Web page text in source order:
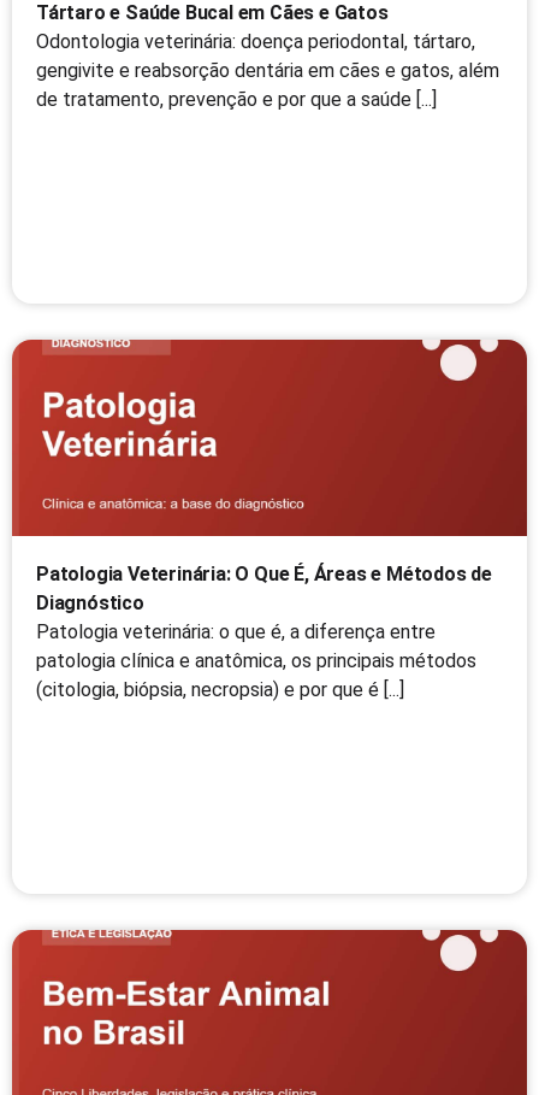
Tártaro e Saúde Bucal em Cães e Gatos
Odontologia veterinária: doença periodontal, tártaro,
gengivite e reabsorção dentária em cães e gatos, além
de tratamento, prevenção e por que a saúde [...]
Patologia Veterinária: O Que É, Áreas e Métodos de
Diagnóstico
Patologia veterinária: o que é, a diferença entre
patologia clínica e anatômica, os principais métodos
(citologia, biópsia, necropsia) e por que é [...]